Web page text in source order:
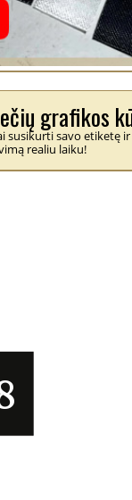
grafikos
susikurti savo etiketę
realiu laiku!